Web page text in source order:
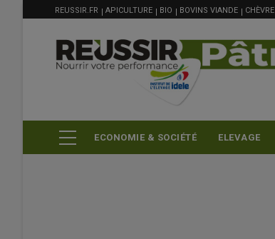
contenu
MENU
FILIÈRE
REUSSIR.FR APICULTURE BIO BOVINS VIANDE CHÈVRE
ECONOMIE & SOCIÉTÉ ELEVAGE